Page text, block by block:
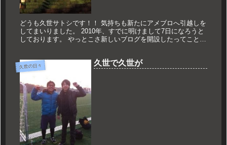
どうも久世サトシです！！ 気持ちも新たにアメブロへ引越しを
してまいりました。 2010年、すでに明けまして7日になろうと
しております。 やっとこさ新しいブログを開設したってこと
久世の日々 久世で久世が